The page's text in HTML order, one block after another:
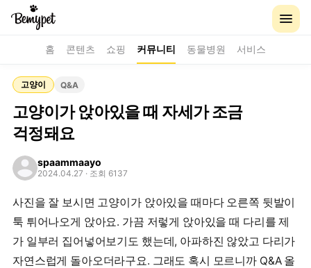
홈 콘텐츠 쇼핑 커뮤니티 동물병원 서비스
고양이 Q&A
고양이가 앉아있을 때 자세가 조금
걱정돼요
spaammaayo
2024.04.27 · 조회 6137
사진을 잘 보시면 고양이가 앉아있을 때마다 오른쪽 뒷발이
툭 튀어나오게 앉아요. 가끔 저렇게 앉아있을 때 다리를 제
가 일부러 집어넣어보기도 했는데, 아파하진 않았고 다리가
자연스럽게 돌아오더라구요. 그래도 혹시 모르니까 Q&A 올